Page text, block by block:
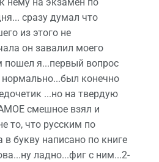
сразу думал что
из этого не
он завалил моего
пошел я...первый вопрос
нормально...был конечно
...но на твердую
смешное взял и
то, что русским по
в букву написано по книге
ладно...фиг с ним...2-